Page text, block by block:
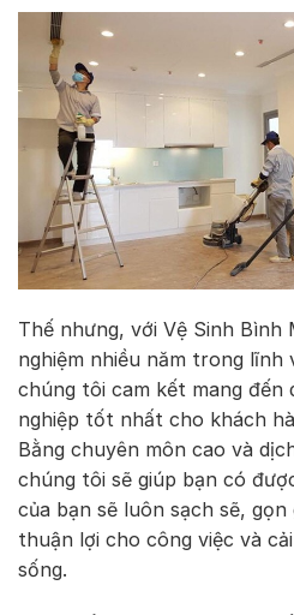
Thế nhưng, với Vệ Sinh
nghiệm nhiều năm trong lĩnh
chúng tôi cam kết mang đến
nghiệp tốt nhất cho khách
Bằng chuyên môn cao và
chúng tôi sẽ giúp bạn có
của bạn sẽ luôn sạch sẽ,
thuận lợi cho công việc và
sống.